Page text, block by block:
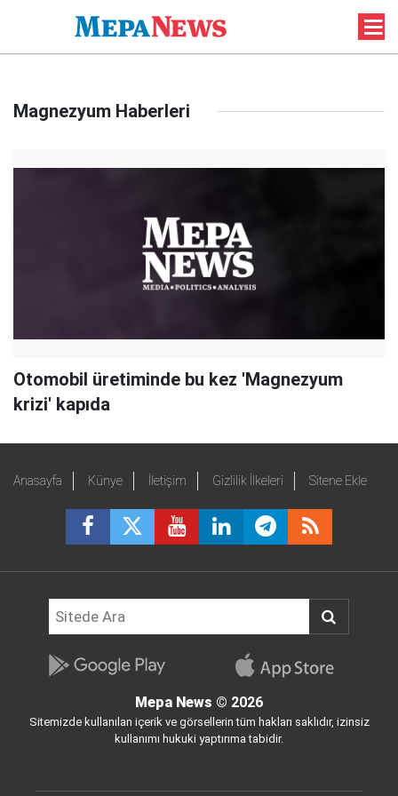
Magnezyum Haberleri
Otomobil üretiminde bu kez 'Magnezyum
krizi' kapıda
Anasayfa Künye İletişim Gizlilik İlkeleri Sitene Ekle
Mepa News © 2026
Sitemizde kullanılan içerik ve görsellerin tüm hakları saklıdır, izinsiz
kullanımı hukuki yaptırıma tabidir.